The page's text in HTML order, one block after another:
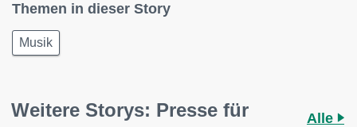
Themen in dieser Story
Musik
Weitere Storys: Presse für
Alle